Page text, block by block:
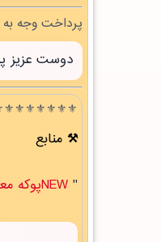
پرداخت وجه
دوست عزیز
منابع
" NEWپوکه معدنی✧ پوکه قروه، شب بندی ساختمان در ايلام " .